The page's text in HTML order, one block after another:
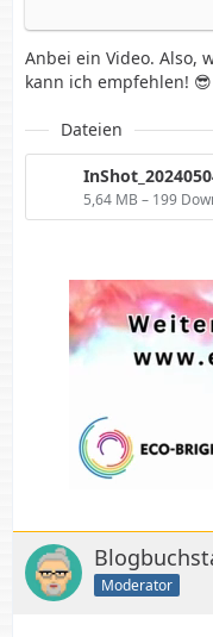
Anbei ein Video. Also,
kann ich empfehlen! 😎
Dateien
5,64 MB – 199
Moderator